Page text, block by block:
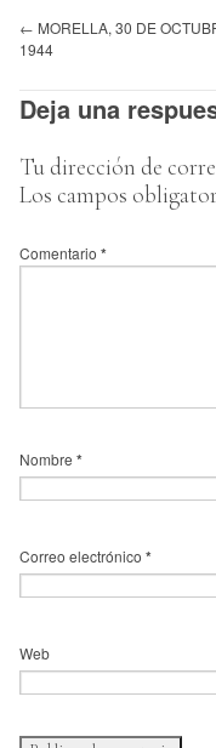
← MORELLA, 30 DE
1944
Deja una
Tu dirección de
Los campos
Comentario *
Nombre *
Correo electrónico *
Web